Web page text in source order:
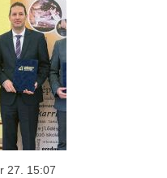
27. 15:07